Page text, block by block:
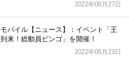
2022年06月27日
バイル【ニュース】：イベント「王
来！総動員ビンゴ」を開催！
2022年06月23日